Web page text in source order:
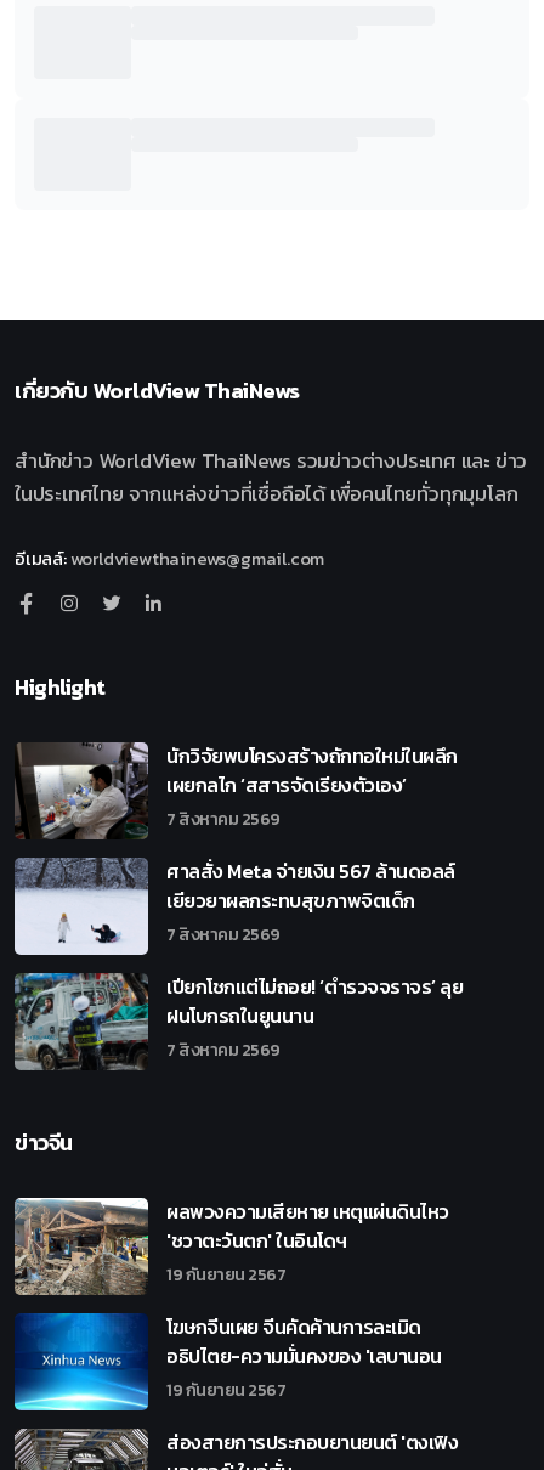
เกี่ยวกับWorldView ThaiNews
สำนักข่าว WorldView ThaiNews รวมข่าวต่างประเทศ และ ข่าว
ในประเทศไทย จากแหล่งข่าวที่เชื่อถือได้ เพื่อคนไทยทั่วทุกมุมโลก
อีเมลล์:worldviewthainews@gmail.com
Highlight
นักวิจัยพบโครงสร้างถักทอใหม่ในผลึก
เผยกลไก ‘สสารจัดเรียงตัวเอง’
7 สิงหาคม 2569
ศาลสั่ง Meta จ่ายเงิน 567 ล้านดอลล์
เยียวยาผลกระทบสุขภาพจิตเด็ก
7 สิงหาคม 2569
เปียกโชกแต่ไม่ถอย! ‘ตำรวจจราจร’ ลุย
ฝนโบกรถในยูนนาน
7 สิงหาคม 2569
ข่าวจีน
ผลพวงความเสียหาย เหตุแผ่นดินไหว
'ชวาตะวันตก' ในอินโดฯ
19 กันยายน 2567
โฆษกจีนเผย จีนคัดค้านการละเมิด
อธิปไตย-ความมั่นคงของ 'เลบานอน
19 กันยายน 2567
ส่องสายการประกอบยานยนต์ 'ตงเฟิง